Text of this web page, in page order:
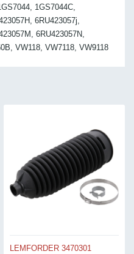
1GS7044C,
6RU423057j,
6RU423057N,
VW118, VW7118, VW9118
LEMFORDER 3470301